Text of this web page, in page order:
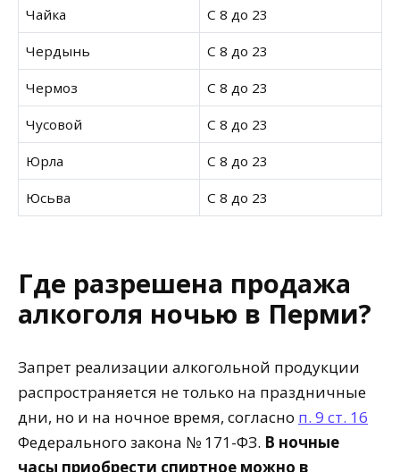
Чайка С 8 до 23
Чердынь С 8 до 23
Чермоз С 8 до 23
Чусовой С 8 до 23
Юрла С 8 до 23
Юсьва С 8 до 23
Где разрешена продажа
алкоголя ночью в Перми?
Запрет реализации алкогольной продукции
распространяется не только на праздничные
дни, но и на ночное время, согласно п. 9 ст. 16
Федерального закона № 171-ФЗ. В ночные
часы приобрести спиртное можно в